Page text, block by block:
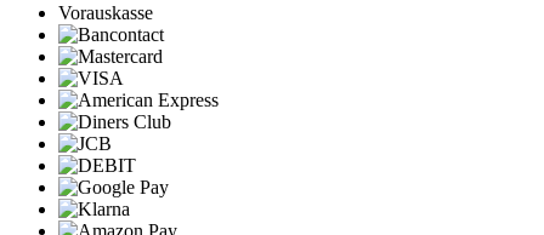
Vorauskasse